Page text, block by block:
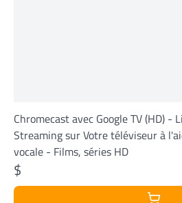
Chromecast avec Google TV (HD) -
Streaming sur Votre téléviseur à
vocale - Films, séries HD
$